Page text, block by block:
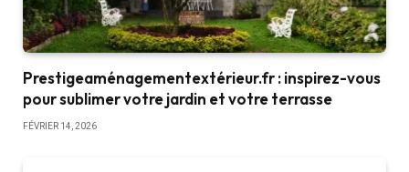
Prestigeaménagementextérieur.fr : inspirez-vous
pour sublimer votre jardin et votre terrasse
FÉVRIER 14, 2026